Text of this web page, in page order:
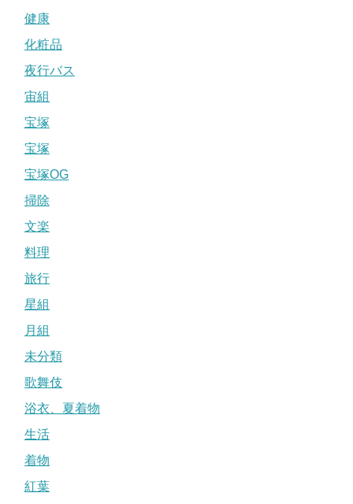
健康
化粧品
夜行バス
宙組
宝塚
宝塚
宝塚OG
掃除
文楽
料理
旅行
星組
月組
未分類
歌舞伎
浴衣、夏着物
生活
着物
紅葉